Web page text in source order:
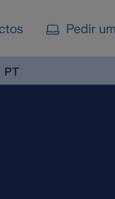
Pedir
PT